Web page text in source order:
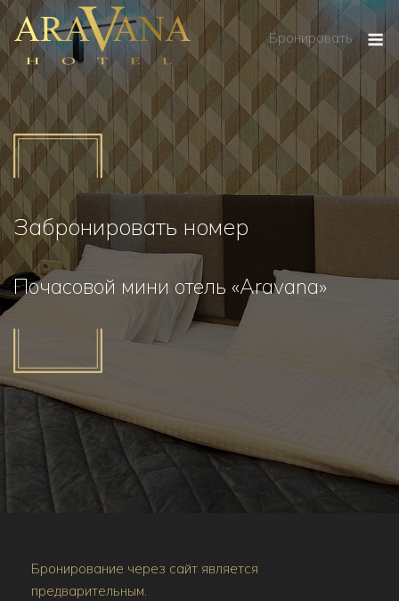
Перейти
содержанию
Бронировать
Забронировать номер
Почасовой мини отель «Aravana»
Бронирование через сайт является
предварительным.